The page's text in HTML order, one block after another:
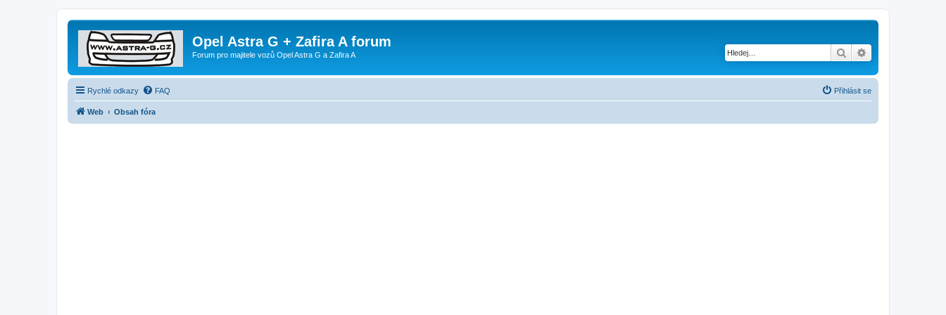
Opel Astra G + Zafira A forum
Forum pro majitele vozů Opel Astra G a Zafira A Hledat
Rychlé odkazy FAQ Přihlásit se
Web Obsah fóra